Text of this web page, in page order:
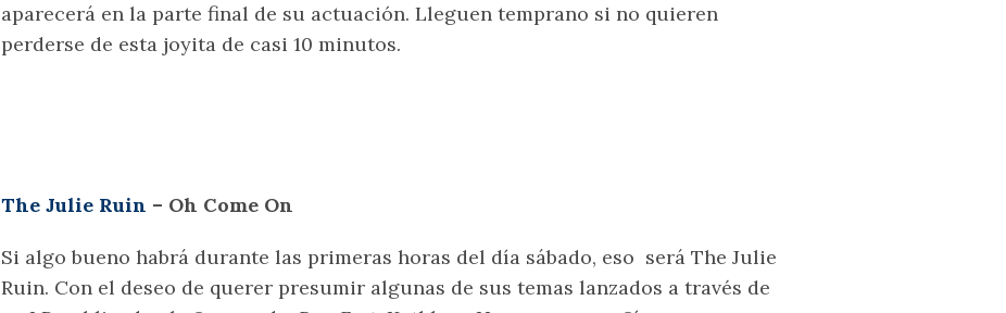
aparecerá en la parte final de su actuación. Lleguen temprano si no quieren
perderse de esta joyita de casi 10 minutos.
The Julie Ruin – Oh Come On
Si algo bueno habrá durante las primeras horas del día sábado, eso será The Julie
Ruin. Con el deseo de querer presumir algunas de sus temas lanzados a través de